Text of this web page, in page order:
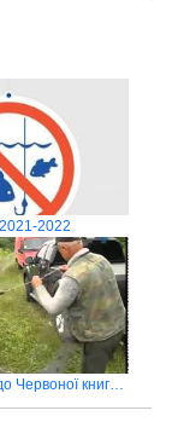
2022
Рибу, занесену до Червоної книги, на Дністрі ловили сітками